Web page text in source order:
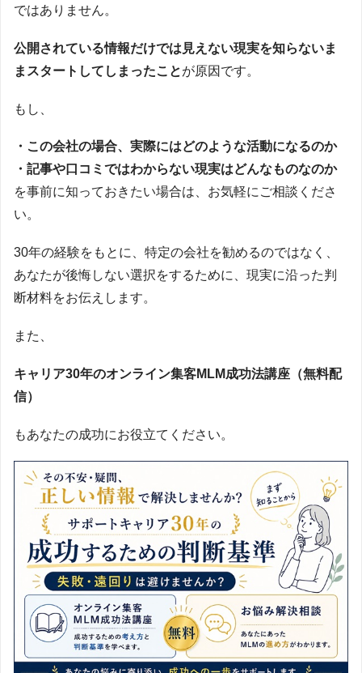
ではありません。
公開されている情報だけでは見えない現実を知らないま
まスタートしてしまったことが原因です。
もし、
・この会社の場合、実際にはどのような活動になるのか
・記事や口コミではわからない現実はどんなものなのか
を事前に知っておきたい場合は、お気軽にご相談くださ
い。
30年の経験をもとに、特定の会社を勧めるのではなく、
あなたが後悔しない選択をするために、現実に沿った判
断材料をお伝えします。
また、
キャリア30年のオンライン集客MLM成功法講座（無料配
信）
もあなたの成功にお役立てください。